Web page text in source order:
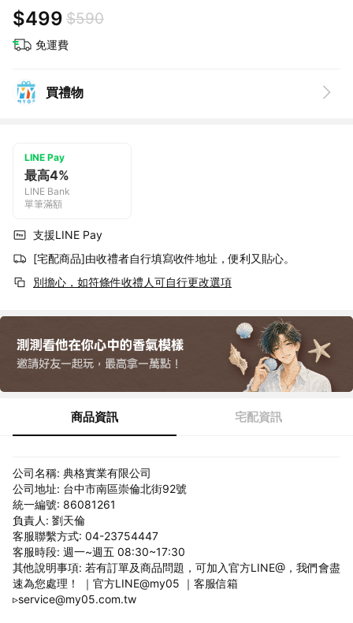
$499 $590
免運費
買禮物
LINE Pay
最高4%
LINE Bank
單筆滿額
支援LINE Pay
[宅配商品]由收禮者自行填寫收件地址，便利又貼心。
別擔心，如符條件收禮人可自行更改選項
商品資訊 宅配資訊
公司名稱: 典格實業有限公司
公司地址: 台中市南區崇倫北街92號
統一編號: 86081261
負責人: 劉天倫
客服聯繫方式: 04-23754447
客服時段: 週一~週五 08:30~17:30
其他說明事項: 若有訂單及商品問題，可加入官方LINE@，我們會盡
速為您處理！ ｜官方LINE@my05 ｜客服信箱
▹service@my05.com.tw